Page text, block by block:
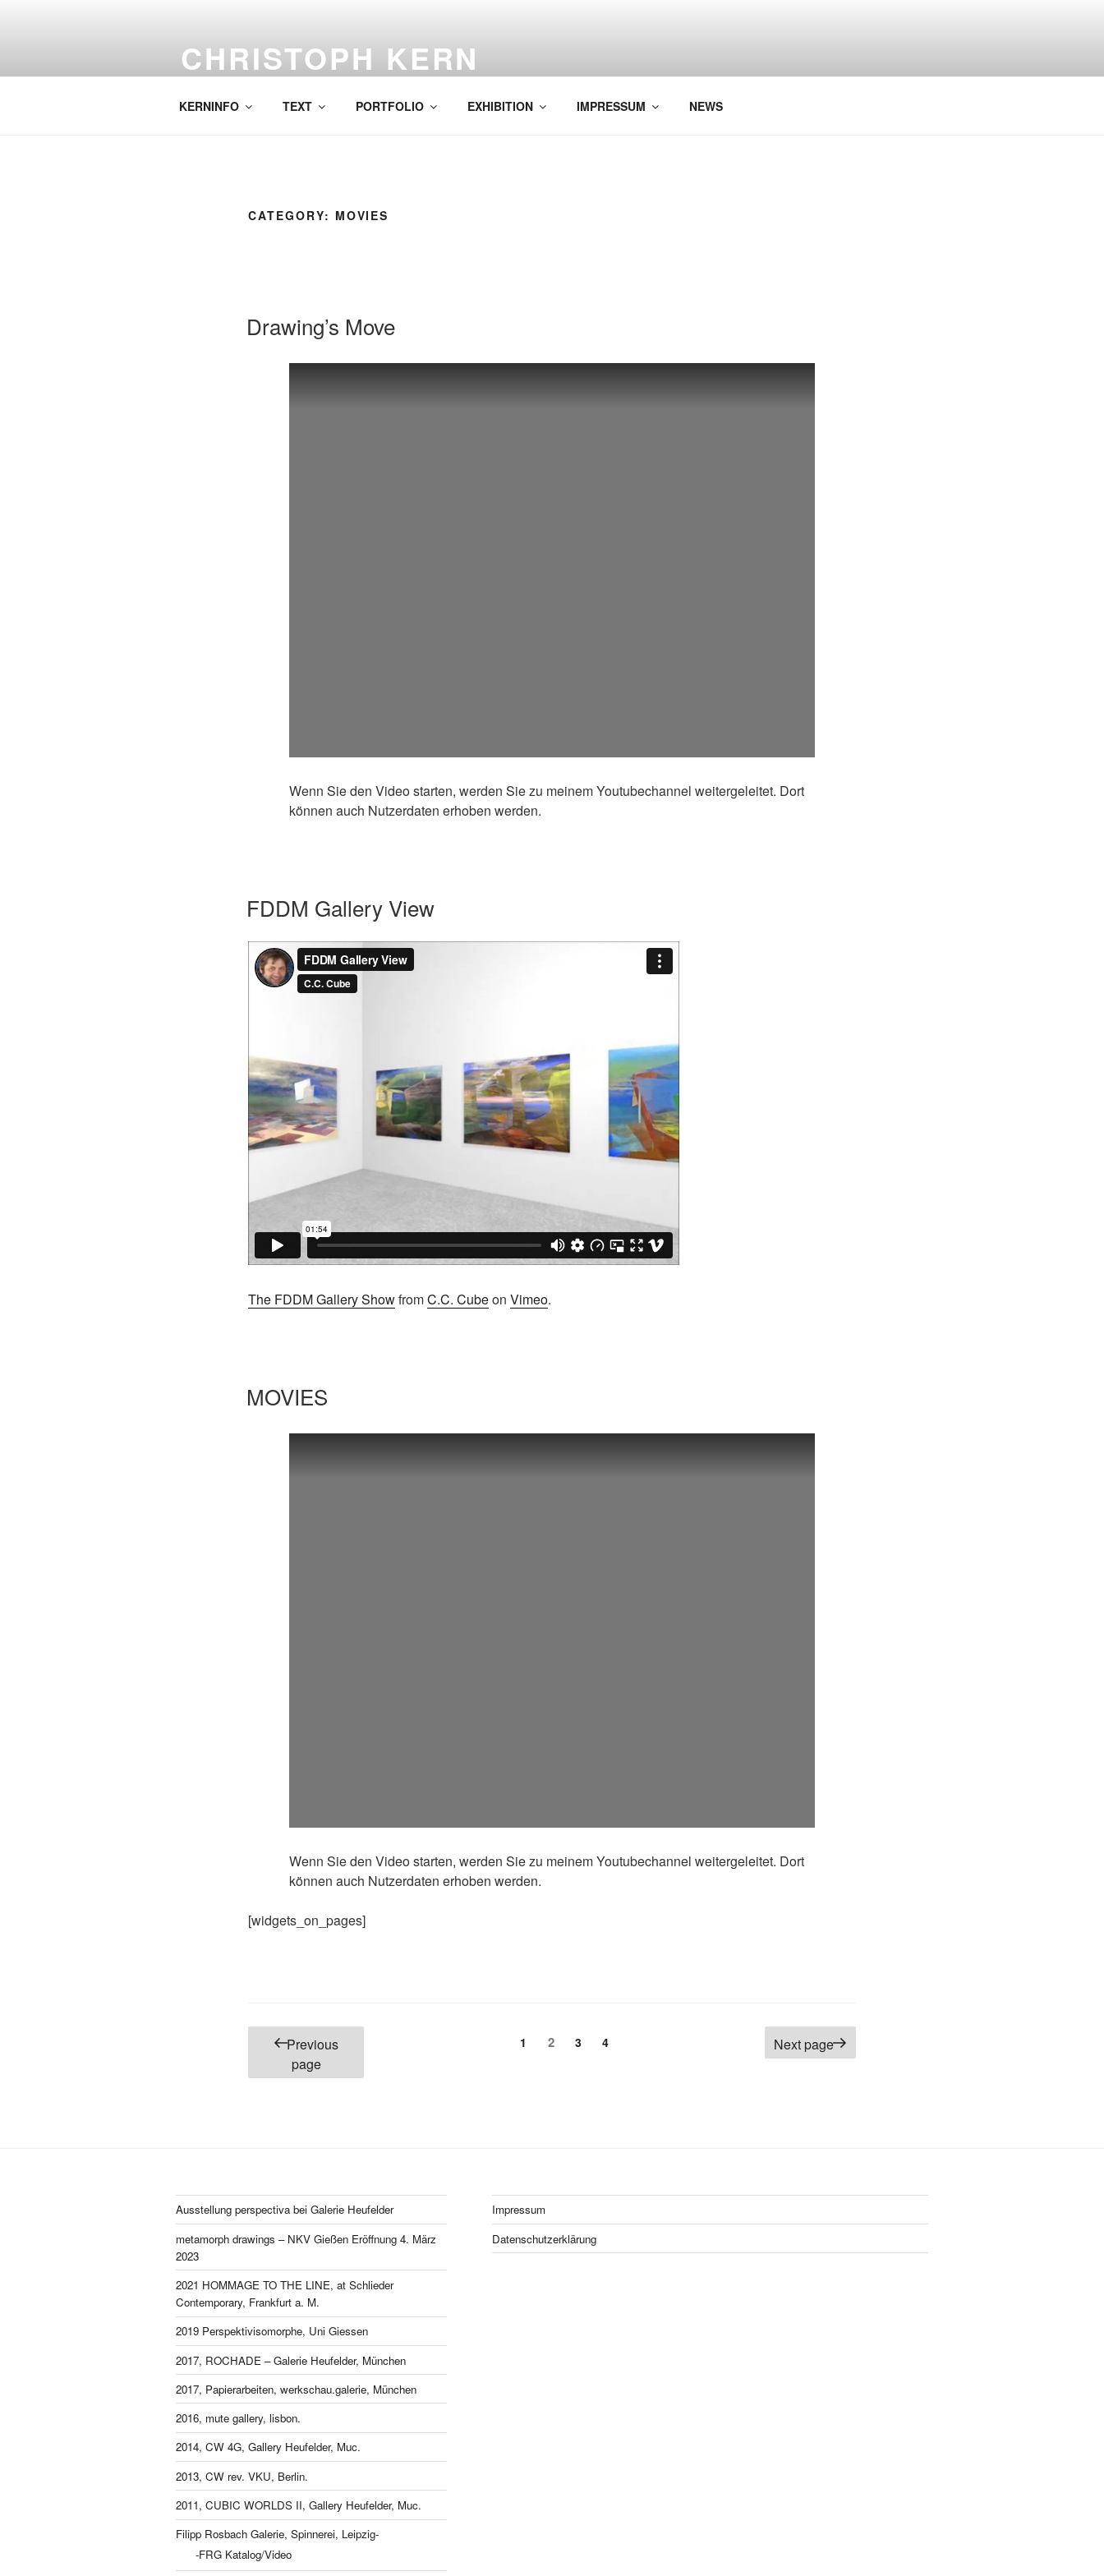
CHRISTOPH KERN
KERNINFO TEXT PORTFOLIO EXHIBITION IMPRESSUM NEWS
CATEGORY: MOVIES
Drawing’s Move
Wenn Sie den Video starten, werden Sie zu meinem Youtubechannel weitergeleitet. Dort
können auch Nutzerdaten erhoben werden.
FDDM Gallery View
The FDDM Gallery ShowfromC.C. Cubeon Vimeo.
MOVIES
Wenn Sie den Video starten, werden Sie zu meinem Youtubechannel weitergeleitet. Dort
können auch Nutzerdaten erhoben werden.
[widgets_on_pages]
Posts
pagination
Previous
page
Page
1 Page
2 Page
3 Page
4 Next page
Ausstellung perspectiva bei Galerie Heufelder
metamorph drawings – NKV Gießen Eröffnung 4. März
2023
2021 HOMMAGE TO THE LINE, at Schlieder
Contemporary, Frankfurt a. M.
2019 Perspektivisomorphe, Uni Giessen
2017, ROCHADE – Galerie Heufelder, München
2017, Papierarbeiten, werkschau.galerie, München
2016, mute gallery, lisbon.
2014, CW 4G, Gallery Heufelder, Muc.
2013, CW rev. VKU, Berlin.
2011, CUBIC WORLDS II, Gallery Heufelder, Muc.
Filipp Rosbach Galerie, Spinnerei, Leipzig-
-FRG Katalog/Video
Impressum
Datenschutzerklärung